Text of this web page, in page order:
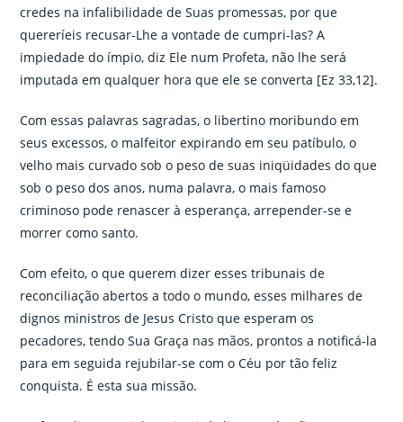
credes na infalibilidade de Suas promessas, por que
quereríeis recusar-Lhe a vontade de cumpri-las? A
impiedade do ímpio, diz Ele num Profeta, não lhe será
imputada em qualquer hora que ele se converta [Ez 33,12].
Com essas palavras sagradas, o libertino moribundo em
seus excessos, o malfeitor expirando em seu patíbulo, o
velho mais curvado sob o peso de suas iniqüidades do que
sob o peso dos anos, numa palavra, o mais famoso
criminoso pode renascer à esperança, arrepender-se e
morrer como santo.
Com efeito, o que querem dizer esses tribunais de
reconciliação abertos a todo o mundo, esses milhares de
dignos ministros de Jesus Cristo que esperam os
pecadores, tendo Sua Graça nas mãos, prontos a notificá-la
para em seguida rejubilar-se com o Céu por tão feliz
conquista. É esta sua missão.